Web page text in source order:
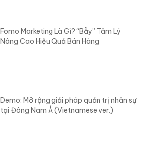
Fomo Marketing Là Gì? “Bẫy” Tâm Lý
Nâng Cao Hiệu Quả Bán Hàng
Demo: Mở rộng giải pháp quản trị nhân sự
tại Đông Nam Á (Vietnamese ver.)